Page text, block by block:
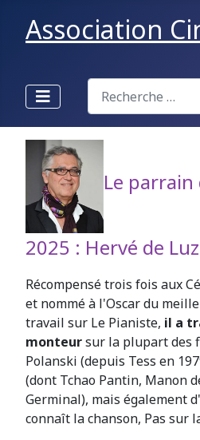
Association
Valider
Type 2 or more
Le parrain
2025 : Hervé de
Récompensé trois fois aux
et nommé à l'Oscar du
travail sur Le Pianiste, il a
monteursur la plupart des
Polanski (depuis Tess en
(dont Tchao Pantin, Manon
Germinal), mais également
connaît la chanson, Pas sur